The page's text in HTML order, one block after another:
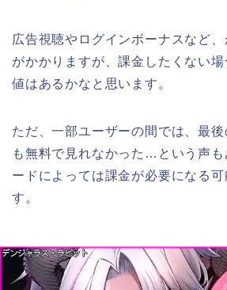
広告視聴やログインボーナスなど
がかかりますが、課金したくない
値はあるかなと思います。
ただ、一部ユーザーの間では、最
も無料で見れなかった…という声も
ードによっては課金が必要になる
す。